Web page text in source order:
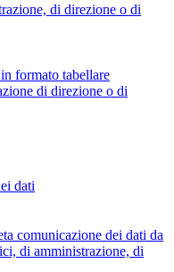
di direzione o di
formato tabellare
di direzione o di
dati
comunicazione dei dati da
di amministrazione, di